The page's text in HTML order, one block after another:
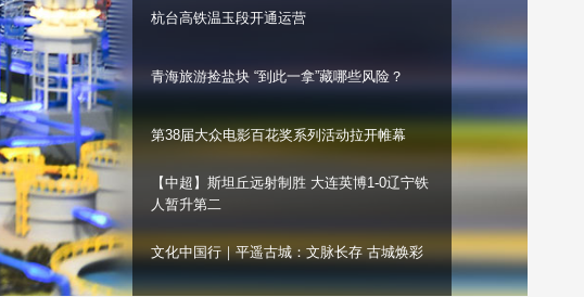
杭台高铁温玉段开通运营
青海旅游捡盐块 “到此一拿”藏哪些风险？
第38届大众电影百花奖系列活动拉开帷幕
【中超】斯坦丘远射制胜 大连英博1-0辽宁铁
人暂升第二
文化中国行｜平遥古城：文脉长存 古城焕彩